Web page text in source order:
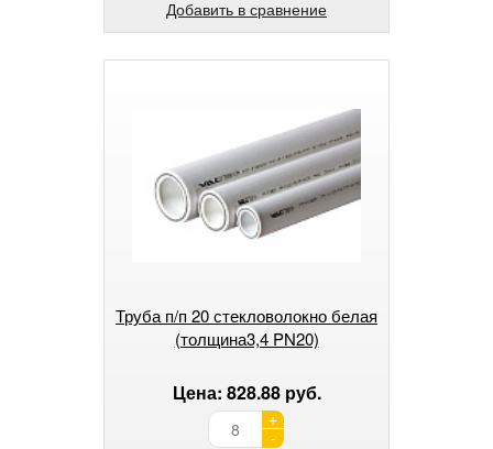
Добавить в сравнение
Труба п/п 20 стекловолокно белая
(толщина3,4 PN20)
Цена: 828.88 руб.
+
-